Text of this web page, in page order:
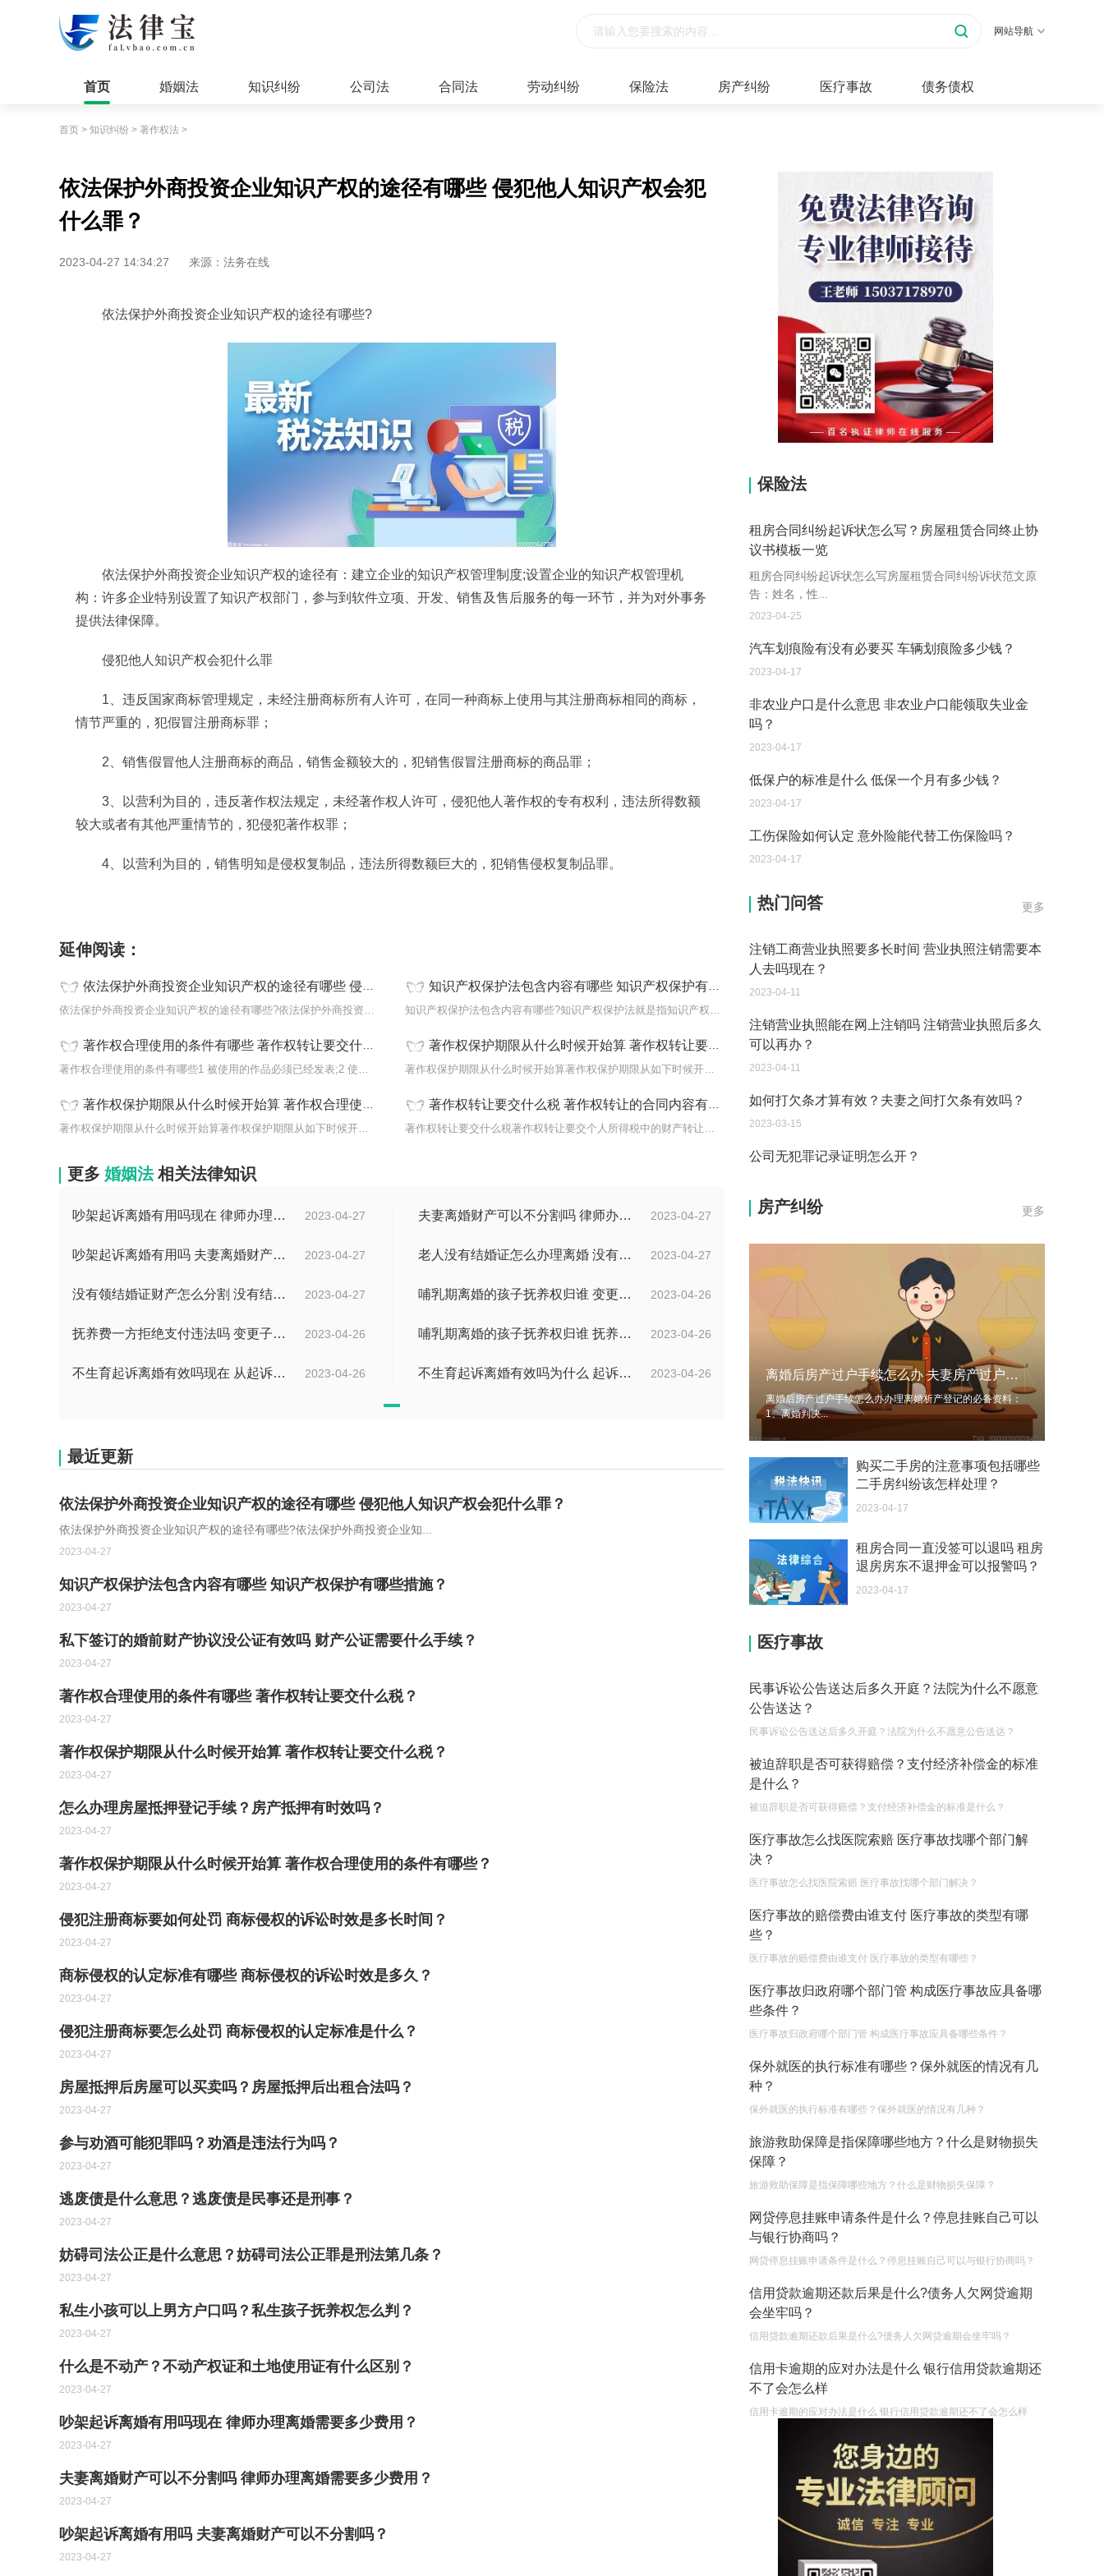
网站导航
首页 婚姻法 知识纠纷 公司法 合同法 劳动纠纷 保险法 房产纠纷 医疗事故 债务债权
首页 > 知识纠纷 > 著作权法 >
依法保护外商投资企业知识产权的途径有哪些 侵犯他人知识产权会犯
什么罪？
2023-04-27 14:34:27 来源：法务在线
依法保护外商投资企业知识产权的途径有哪些?
依法保护外商投资企业知识产权的途径有：建立企业的知识产权管理制度;设置企业的知识产权管理机
构：许多企业特别设置了知识产权部门，参与到软件立项、开发、销售及售后服务的每一环节，并为对外事务
提供法律保障。
侵犯他人知识产权会犯什么罪
1、违反国家商标管理规定，未经注册商标所有人许可，在同一种商标上使用与其注册商标相同的商标，
情节严重的，犯假冒注册商标罪；
2、销售假冒他人注册商标的商品，销售金额较大的，犯销售假冒注册商标的商品罪；
3、以营利为目的，违反著作权法规定，未经著作权人许可，侵犯他人著作权的专有权利，违法所得数额
较大或者有其他严重情节的，犯侵犯著作权罪；
4、以营利为目的，销售明知是侵权复制品，违法所得数额巨大的，犯销售侵权复制品罪。
延伸阅读：
依法保护外商投资企业知识产权的途径有哪些 侵犯他人知识产权会犯什么罪？
依法保护外商投资企业知识产权的途径有哪些?依法保护外商投资企业知...
知识产权保护法包含内容有哪些 知识产权保护有哪些措施？
知识产权保护法包含内容有哪些?知识产权保护法就是指知识产权行政法...
著作权合理使用的条件有哪些 著作权转让要交什么税？
著作权合理使用的条件有哪些1 被使用的作品必须已经发表;2 使用作...
著作权保护期限从什么时候开始算 著作权转让要交什么税？
著作权保护期限从什么时候开始算著作权保护期限从如下时候开始算：1...
著作权保护期限从什么时候开始算 著作权合理使用的条件有哪些？
著作权保护期限从什么时候开始算著作权保护期限从如下时候开始算：1...
著作权转让要交什么税 著作权转让的合同内容有哪些？
著作权转让要交什么税著作权转让要交个人所得税中的财产转让所得税...
更多 婚姻法 相关法律知识
2023-04-27
吵架起诉离婚有用吗现在 律师办理离婚需要多少费用？ 2023-04-27
夫妻离婚财产可以不分割吗 律师办理离婚需要多少费用？
2023-04-27
吵架起诉离婚有用吗 夫妻离婚财产可以不分割吗？ 2023-04-27
老人没有结婚证怎么办理离婚 没有结婚证分开孩子如何上户口？
2023-04-27
没有领结婚证财产怎么分割 没有结婚证分开孩子如何上户口？ 2023-04-26
哺乳期离婚的孩子抚养权归谁 变更子女抚养权的法律依据有哪些？
2023-04-26
抚养费一方拒绝支付违法吗 变更子女抚养权的法律依据是什么？ 2023-04-26
哺乳期离婚的孩子抚养权归谁 抚养费一方拒绝支付违法吗？
2023-04-26
不生育起诉离婚有效吗现在 从起诉离婚到判离需要多久？ 2023-04-26
不生育起诉离婚有效吗为什么 起诉离婚的流程有哪些？
最近更新
依法保护外商投资企业知识产权的途径有哪些 侵犯他人知识产权会犯什么罪？
依法保护外商投资企业知识产权的途径有哪些?依法保护外商投资企业知...
2023-04-27
知识产权保护法包含内容有哪些 知识产权保护有哪些措施？
2023-04-27
私下签订的婚前财产协议没公证有效吗 财产公证需要什么手续？
2023-04-27
著作权合理使用的条件有哪些 著作权转让要交什么税？
2023-04-27
著作权保护期限从什么时候开始算 著作权转让要交什么税？
2023-04-27
怎么办理房屋抵押登记手续？房产抵押有时效吗？
2023-04-27
著作权保护期限从什么时候开始算 著作权合理使用的条件有哪些？
2023-04-27
侵犯注册商标要如何处罚 商标侵权的诉讼时效是多长时间？
2023-04-27
商标侵权的认定标准有哪些 商标侵权的诉讼时效是多久？
2023-04-27
侵犯注册商标要怎么处罚 商标侵权的认定标准是什么？
2023-04-27
房屋抵押后房屋可以买卖吗？房屋抵押后出租合法吗？
2023-04-27
参与劝酒可能犯罪吗？劝酒是违法行为吗？
2023-04-27
逃废债是什么意思？逃废债是民事还是刑事？
2023-04-27
妨碍司法公正是什么意思？妨碍司法公正罪是刑法第几条？
2023-04-27
私生小孩可以上男方户口吗？私生孩子抚养权怎么判？
2023-04-27
什么是不动产？不动产权证和土地使用证有什么区别？
2023-04-27
吵架起诉离婚有用吗现在 律师办理离婚需要多少费用？
2023-04-27
夫妻离婚财产可以不分割吗 律师办理离婚需要多少费用？
2023-04-27
吵架起诉离婚有用吗 夫妻离婚财产可以不分割吗？
2023-04-27
保险法
租房合同纠纷起诉状怎么写？房屋租赁合同终止协
议书模板一览
租房合同纠纷起诉状怎么写房屋租赁合同纠纷诉状范文原
告：姓名，性...
2023-04-25
汽车划痕险有没有必要买 车辆划痕险多少钱？
2023-04-17
非农业户口是什么意思 非农业户口能领取失业金
吗？
2023-04-17
低保户的标准是什么 低保一个月有多少钱？
2023-04-17
工伤保险如何认定 意外险能代替工伤保险吗？
2023-04-17
更多
热门问答
销需要本人去吗？
注销工商营业执照要多长时间 营业执照注销需要本
人去吗现在？
2023-04-11
注销营业执照能在网上注销吗 注销营业执照后多久
可以再办？
2023-04-11
如何打欠条才算有效？夫妻之间打欠条有效吗？
2023-03-15
公司无犯罪记录证明怎么开？
什么是新公司法？公司法修改的内容有哪些？
现在办营业执照需要多长时间下来 办理营业执照需
办营业执照要多长时间下来 营业执照领取后还要干
更多
房产纠纷
离婚后房产过户手续怎么办 夫妻房产过户新规定
离婚后房产过户手续怎么办办理离婚析产登记的必备资料：
1、离婚判决...
购买二手房的注意事项包括哪些
二手房纠纷该怎样处理？
2023-04-17
租房合同一直没签可以退吗 租房
退房房东不退押金可以报警吗？
2023-04-17
医疗事故
民事诉讼公告送达后多久开庭？法院为什么不愿意
公告送达？
民事诉讼公告送达后多久开庭？法院为什么不愿意公告送达？
被迫辞职是否可获得赔偿？支付经济补偿金的标准
是什么？
被迫辞职是否可获得赔偿？支付经济补偿金的标准是什么？
医疗事故怎么找医院索赔 医疗事故找哪个部门解
决？
医疗事故怎么找医院索赔 医疗事故找哪个部门解决？
医疗事故的赔偿费由谁支付 医疗事故的类型有哪
些？
医疗事故的赔偿费由谁支付 医疗事故的类型有哪些？
医疗事故归政府哪个部门管 构成医疗事故应具备哪
些条件？
医疗事故归政府哪个部门管 构成医疗事故应具备哪些条件？
保外就医的执行标准有哪些？保外就医的情况有几
种？
保外就医的执行标准有哪些？保外就医的情况有几种？
旅游救助保障是指保障哪些地方？什么是财物损失
保障？
旅游救助保障是指保障哪些地方？什么是财物损失保障？
网贷停息挂账申请条件是什么？停息挂账自己可以
与银行协商吗？
网贷停息挂账申请条件是什么？停息挂账自己可以与银行协商吗？
信用贷款逾期还款后果是什么?债务人欠网贷逾期
会坐牢吗？
信用贷款逾期还款后果是什么?债务人欠网贷逾期会坐牢吗？
信用卡逾期的应对办法是什么 银行信用贷款逾期还
不了会怎么样
信用卡逾期的应对办法是什么 银行信用贷款逾期还不了会怎么样